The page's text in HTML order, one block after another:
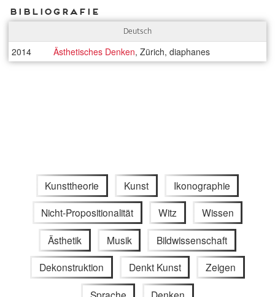
Bibliografie
Deutsch
2014 Ästhetisches Denken, Zürich, diaphanes
Kunsttheorie Kunst Ikonographie
Nicht-Propositionalität Witz Wissen
Ästhetik Musik Bildwissenschaft
Dekonstruktion Denkt Kunst Zeigen